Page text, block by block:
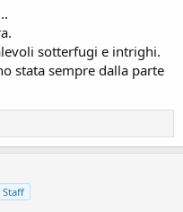
sotterfugi e intrighi.
stata sempre dalla parte